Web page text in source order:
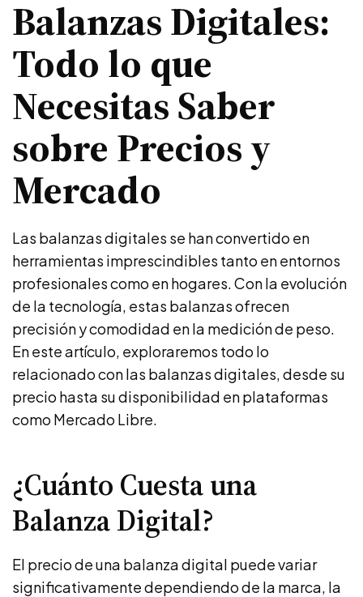
Balanzas Digitales:
Todo lo que
Necesitas Saber
sobre Precios y
Mercado
Las balanzas digitales se han convertido en
herramientas imprescindibles tanto en entornos
profesionales como en hogares. Con la evolución
de la tecnología, estas balanzas ofrecen
precisión y comodidad en la medición de peso.
En este artículo, exploraremos todo lo
relacionado con las balanzas digitales, desde su
precio hasta su disponibilidad en plataformas
como Mercado Libre.
¿Cuánto Cuesta una
Balanza Digital?
El precio de una balanza digital puede variar
significativamente dependiendo de la marca, la